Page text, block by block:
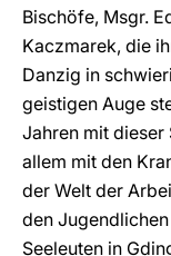
Bischöfe, Msgr.
Kaczmarek, die
Danzig in
geistigen Auge
Jahren mit dieser
allem mit den
der Welt der
den
Seeleuten in